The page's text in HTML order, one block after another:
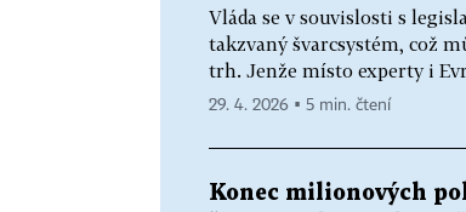
Vláda se v souvislosti s
takzvaný švarcsystém, což
trh. Jenže místo experty i
29. 4. 2026 ▪ 5 min. čtení
Konec milionových